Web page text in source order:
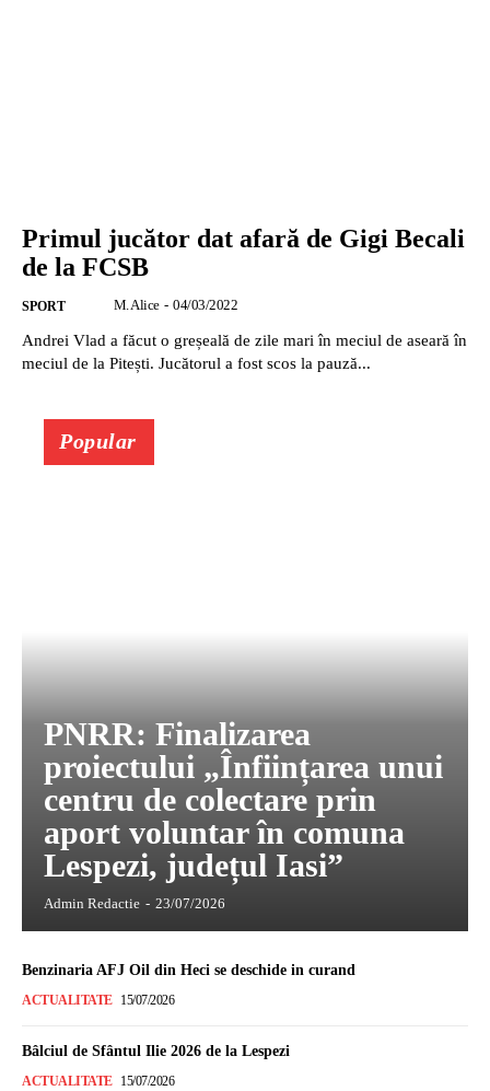
Primul jucător dat afară de Gigi Becali
de la FCSB
SPORT M. Alice - 04/03/2022
Andrei Vlad a făcut o greșeală de zile mari în meciul de aseară în
meciul de la Pitești. Jucătorul a fost scos la pauză...
Popular
PNRR: Finalizarea
proiectului „Înființarea unui
centru de colectare prin
aport voluntar în comuna
Lespezi, județul Iasi”
Admin Redactie - 23/07/2026
Benzinaria AFJ Oil din Heci se deschide in curand
ACTUALITATE 15/07/2026
Bâlciul de Sfântul Ilie 2026 de la Lespezi
ACTUALITATE 15/07/2026